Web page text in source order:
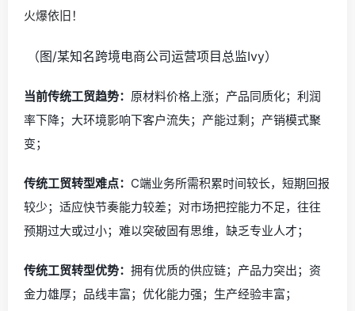
（图/某知名跨境电商公司运营项目总监Ivy）
当前传统工贸趋势： 原材料价格上涨；产品同质化；利润
率下降；大环境影响下客户流失；产能过剩；产销模式聚
变；
传统工贸转型难点： C端业务所需积累时间较长，短期回报
较少；适应快节奏能力较差；对市场把控能力不足，往往
预期过大或过小；难以突破固有思维，缺乏专业人才；
传统工贸转型优势： 拥有优质的供应链；产品力突出；资
金力雄厚；品线丰富；优化能力强；生产经验丰富；